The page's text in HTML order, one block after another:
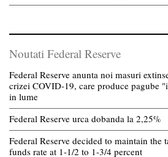
Noutati Federal Reserve
Federal Reserve anunta noi masuri
crizei COVID-19, care produce pagube
in lume
Federal Reserve urca dobanda la 2,25%
Federal Reserve decided to maintain the
funds rate at 1-1/2 to 1-3/4 percent